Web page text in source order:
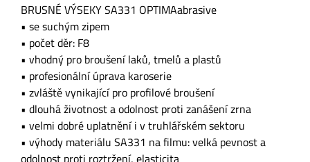
BRUSNÉ VÝSEKY SA331 OPTIMAabrasive
• se suchým zipem
• počet děr: F8
• vhodný pro broušení laků, tmelů a plastů
• profesionální úprava karoserie
• zvláště vynikající pro profilové broušení
• dlouhá životnost a odolnost proti zanášení zrna
• velmi dobré uplatnění i v truhlářském sektoru
• výhody materiálu SA331 na filmu: velká pevnost a
odolnost proti roztržení, elasticita